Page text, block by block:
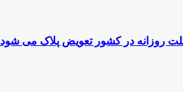
روزانه در کشور تعویض پلاک می شود